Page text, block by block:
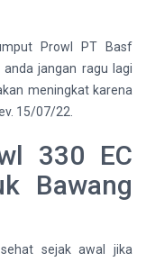
Prowl PT Basf
jangan ragu lagi
meningkat karena
15/07/22.
330 EC
Bawang
sejak awal jika